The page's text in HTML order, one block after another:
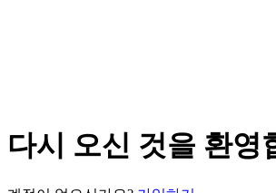
다시 오신 것을 환영